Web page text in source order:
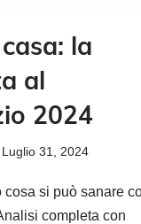
la
al
2024
Luglio 31, 2024
cosa si può sanare
completa con